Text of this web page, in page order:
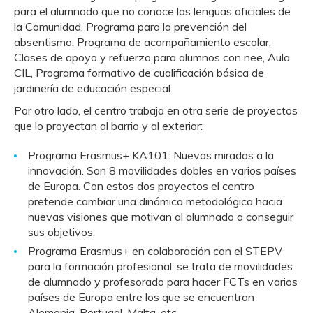
para el alumnado que no conoce las lenguas oficiales de
la Comunidad, Programa para la prevención del
absentismo, Programa de acompañamiento escolar,
Clases de apoyo y refuerzo para alumnos con nee, Aula
CIL, Programa formativo de cualificación básica de
jardinería de educación especial.
Por otro lado, el centro trabaja en otra serie de proyectos
que lo proyectan al barrio y al exterior:
Programa Erasmus+ KA101: Nuevas miradas a la
innovación. Son 8 movilidades dobles en varios países
de Europa. Con estos dos proyectos el centro
pretende cambiar una dinámica metodológica hacia
nuevas visiones que motivan al alumnado a conseguir
sus objetivos.
Programa Erasmus+ en colaboración con el STEPV
para la formación profesional: se trata de movilidades
de alumnado y profesorado para hacer FCTs en varios
países de Europa entre los que se encuentran